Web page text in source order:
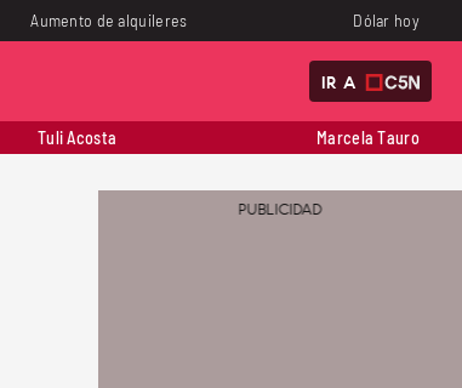
Aumento de alquileres Dólar hoy
IR A
Tuli Acosta Marcela Tauro